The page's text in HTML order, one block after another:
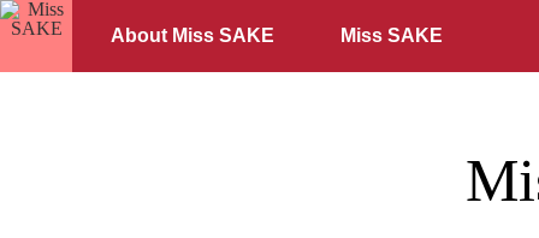
About Miss SAKE Miss SAKE